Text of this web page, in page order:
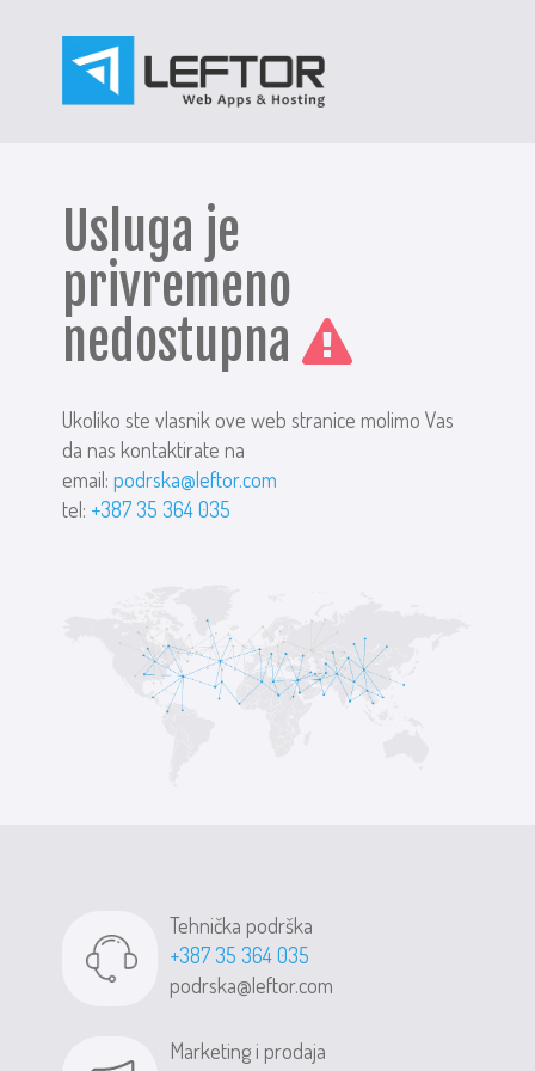
Usluga je
privremeno
nedostupna
Ukoliko ste vlasnik ove web stranice molimo Vas
da nas kontaktirate na
email:podrska@leftor.com
tel: +387 35 364 035
Tehnička podrška
+387 35 364 035
podrska@leftor.com
Marketing i prodaja